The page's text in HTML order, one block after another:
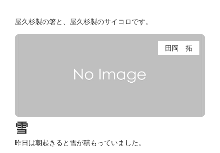
屋久杉製の箸と、屋久杉製のサイコロです。
田岡 拓
雪
昨日は朝起きると雪が積もっていました。